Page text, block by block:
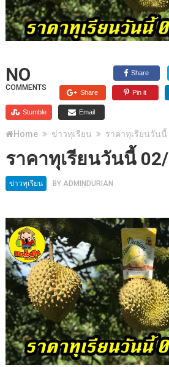
NO
COMMENTS
Share
Share Pin it
Stumble Email
Home ข่าวทุเรียน ราคาทุเรียนวันนี้
ราคาทุเรียนวันนี้
ข่าวทุเรียน BY ADMINDURIAN